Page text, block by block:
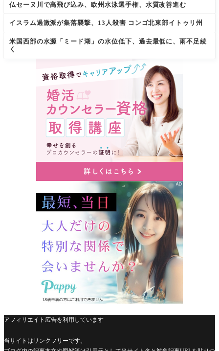
仏セーヌ川で高飛び込み、欧州水泳選手権、水質改善進む
イスラム過激派が集落襲撃、13人殺害 コンゴ北東部イトゥリ州
米国西部の水源「ミード湖」の水位低下、過去最低に、雨不足続
く
アフィリエイト広告を利用しています
当サイトはリンクフリーです。